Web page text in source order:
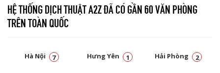
HỆ THỐNG DỊCH THUẬT A2Z ĐÃ CÓ GẦN 60 VĂN PHÒNG
TRÊN TOÀN QUỐC
Hà Nội 7 Hưng Yên 1 Hải Phòng 2